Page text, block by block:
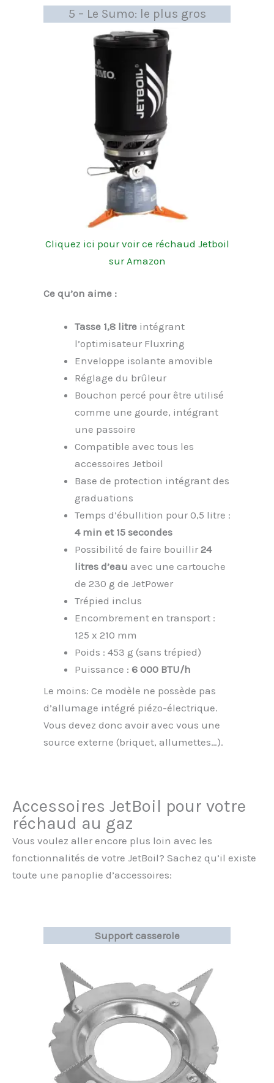
5 – Le Sumo: le plus gros
Cliquez ici pour voir ce réchaud Jetboil
sur Amazon
Ce qu’on aime :
Tasse 1,8 litre intégrant
l’optimisateur Fluxring
Enveloppe isolante amovible
Réglage du brûleur
Bouchon percé pour être utilisé
comme une gourde, intégrant
une passoire
Compatible avec tous les
accessoires Jetboil
Base de protection intégrant des
graduations
Temps d’ébullition pour 0,5 litre :
4 min et 15 secondes
Possibilité de faire bouillir 24
litres d’eau avec une cartouche
de 230 g de JetPower
Trépied inclus
Encombrement en transport :
125 x 210 mm
Poids : 453 g (sans trépied)
Puissance : 6 000 BTU/h
Le moins: Ce modèle ne possède pas
d’allumage intégré piézo-électrique.
Vous devez donc avoir avec vous une
source externe (briquet, allumettes…).
Accessoires JetBoil pour votre
réchaud au gaz
Vous voulez aller encore plus loin avec les
fonctionnalités de votre JetBoil? Sachez qu’il existe
toute une panoplie d’accessoires:
Support casserole